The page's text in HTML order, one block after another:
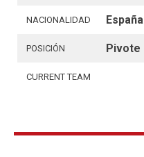
NACIONALIDAD España
POSICIÓN Pivote
CURRENT TEAM